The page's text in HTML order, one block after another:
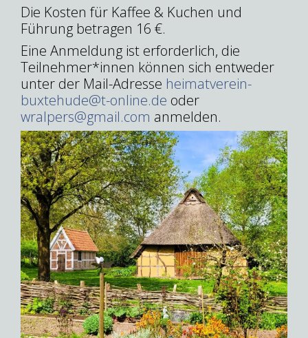
Die Kosten für Kaffee & Kuchen und
Führung betragen 16 €.
Eine Anmeldung ist erforderlich, die
Teilnehmer*innen können sich entweder
unter der Mail-Adresse heimatverein-
buxtehude@t-online.de oder
wralpers@gmail.com anmelden.